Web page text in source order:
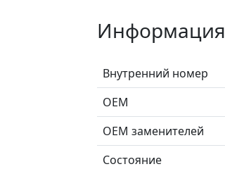
Информация
Внутренний номер
ОЕМ
ОЕМ заменителей
Состояние